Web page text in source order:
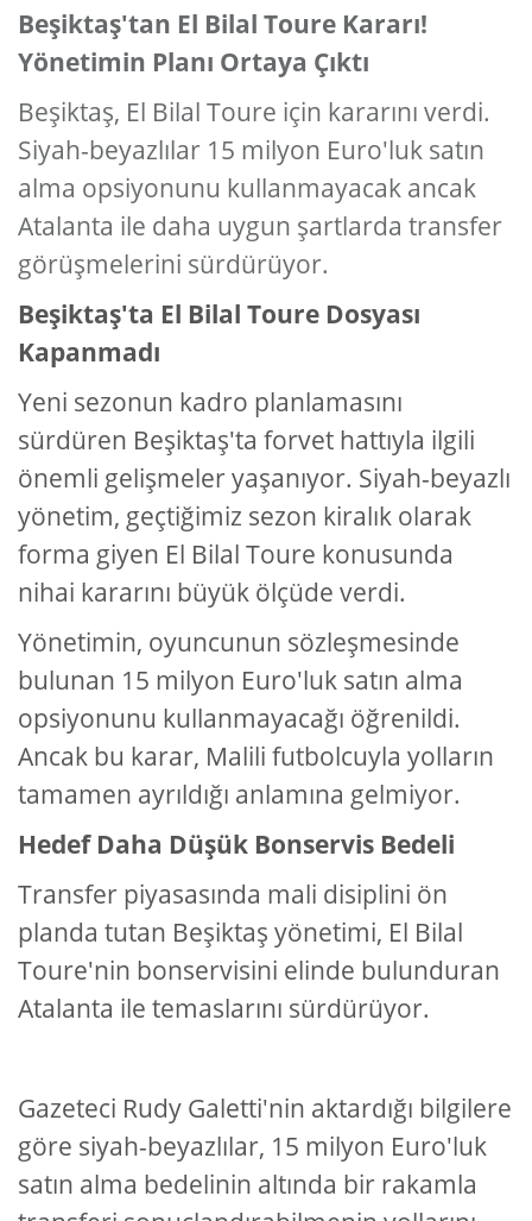
Beşiktaş'tan El Bilal Toure Kararı!
Yönetimin Planı Ortaya Çıktı
Beşiktaş, El Bilal Toure için kararını verdi.
Siyah-beyazlılar 15 milyon Euro'luk satın
alma opsiyonunu kullanmayacak ancak
Atalanta ile daha uygun şartlarda transfer
görüşmelerini sürdürüyor.
Beşiktaş'ta El Bilal Toure Dosyası
Kapanmadı
Yeni sezonun kadro planlamasını
sürdüren Beşiktaş'ta forvet hattıyla ilgili
önemli gelişmeler yaşanıyor. Siyah-beyazlı
yönetim, geçtiğimiz sezon kiralık olarak
forma giyen El Bilal Toure konusunda
nihai kararını büyük ölçüde verdi.
Yönetimin, oyuncunun sözleşmesinde
bulunan 15 milyon Euro'luk satın alma
opsiyonunu kullanmayacağı öğrenildi.
Ancak bu karar, Malili futbolcuyla yolların
tamamen ayrıldığı anlamına gelmiyor.
Hedef Daha Düşük Bonservis Bedeli
Transfer piyasasında mali disiplini ön
planda tutan Beşiktaş yönetimi, El Bilal
Toure'nin bonservisini elinde bulunduran
Atalanta ile temaslarını sürdürüyor.
Gazeteci Rudy Galetti'nin aktardığı bilgilere
göre siyah-beyazlılar, 15 milyon Euro'luk
satın alma bedelinin altında bir rakamla